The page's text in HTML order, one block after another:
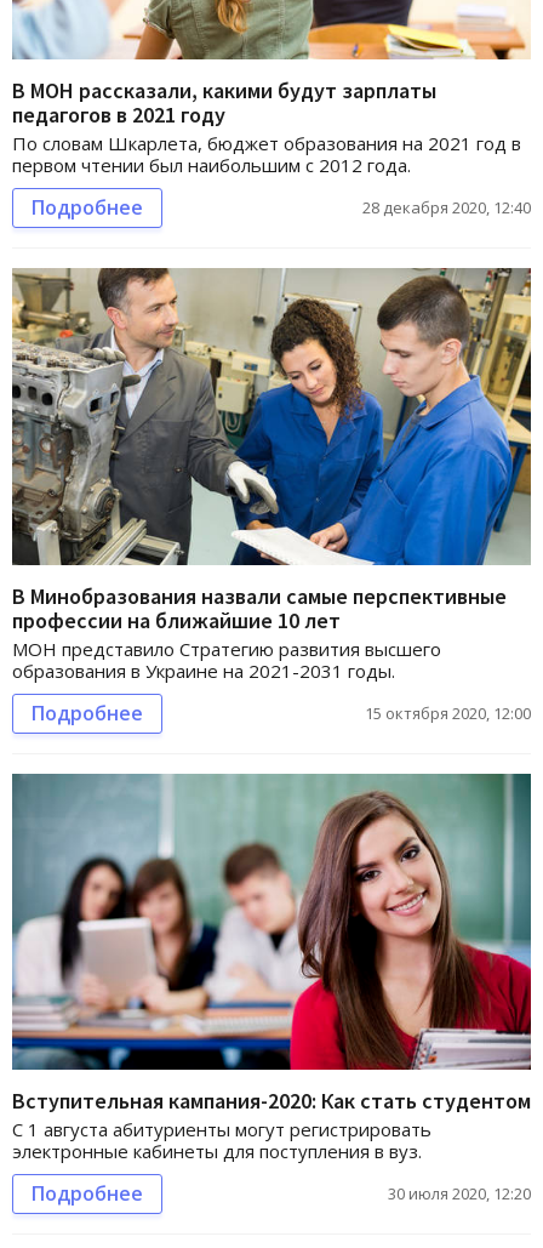
В МОН рассказали, какими будут зарплаты
педагогов в 2021 году
По словам Шкарлета, бюджет образования на 2021 год в
первом чтении был наибольшим с 2012 года.
Подробнее 28 декабря 2020, 12:40
В Минобразования назвали самые перспективные
профессии на ближайшие 10 лет
МОН представило Стратегию развития высшего
образования в Украине на 2021-2031 годы.
Подробнее 15 октября 2020, 12:00
Вступительная кампания-2020: Как стать студентом
С 1 августа абитуриенты могут регистрировать
электронные кабинеты для поступления в вуз.
Подробнее 30 июля 2020, 12:20